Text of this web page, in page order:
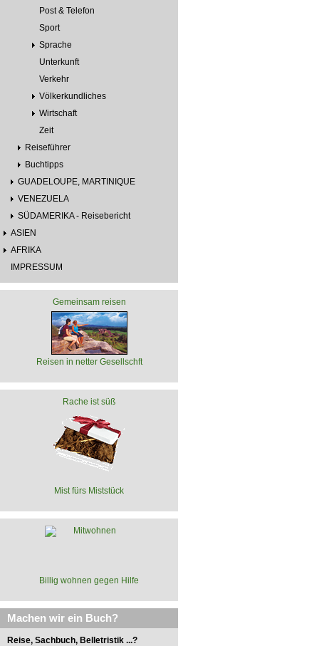
Post & Telefon
Sport
Sprache
Unterkunft
Verkehr
Völkerkundliches
Wirtschaft
Zeit
Reiseführer
Buchtipps
GUADELOUPE, MARTINIQUE
VENEZUELA
SÜDAMERIKA - Reisebericht
ASIEN
AFRIKA
IMPRESSUM
Gemeinsam reisen
Reisen in netter Gesellschft
Rache ist süß
Mist fürs Miststück
Billig wohnen gegen Hilfe
Machen wir ein Buch?
Reise, Sachbuch, Belletristik ...?